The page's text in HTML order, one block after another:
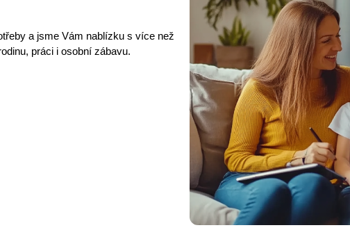
a jsme Vám nablízku s více než
práci i osobní zábavu.